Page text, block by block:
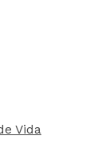
Vida